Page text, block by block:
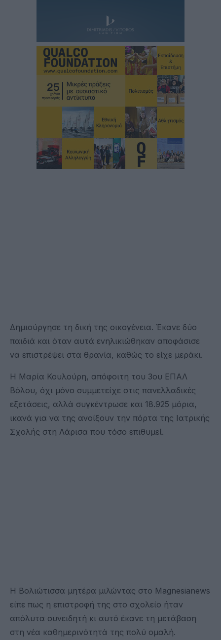
Δημιούργησε τη δική της οικογένεια. Έκανε δύο
παιδιά και όταν αυτά ενηλικιώθηκαν αποφάσισε
να επιστρέψει στα θρανία, καθώς το είχε μεράκι.
Η Μαρία Κουλούρη, απόφοιτη του 3ου ΕΠΑΛ
Βόλου, όχι μόνο συμμετείχε στις πανελλαδικές
εξετάσεις, αλλά συγκέντρωσε και 18.925 μόρια,
ικανά για να της ανοίξουν την πόρτα της Ιατρικής
Σχολής στη Λάρισα που τόσο επιθυμεί.
Η Βολιώτισσα μητέρα μιλώντας στο Magnesianews
είπε πως η επιστροφή της στο σχολείο ήταν
απόλυτα συνειδητή κι αυτό έκανε τη μετάβαση
στη νέα καθημερινότητά της πολύ ομαλή.